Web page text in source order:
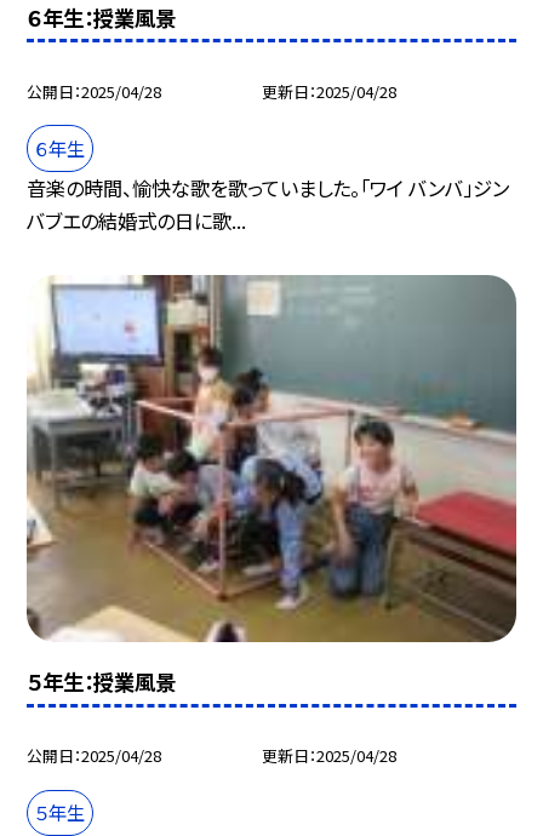
６年生：授業風景
公開日 2025/04/28 更新日 2025/04/28
６年生
音楽の時間、愉快な歌を歌っていました。「ワイ バンバ」ジン
バブエの結婚式の日に歌...
５年生：授業風景
公開日 2025/04/28 更新日 2025/04/28
５年生